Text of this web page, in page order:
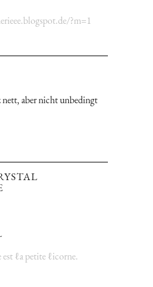
?m=1
nett, aber nicht unbedingt
ℓa petite ℓicorne.